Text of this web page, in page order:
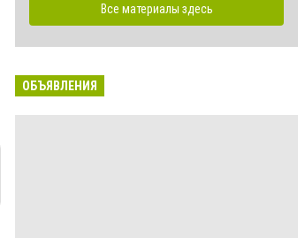
Все материалы здесь
ОБЪЯВЛЕНИЯ